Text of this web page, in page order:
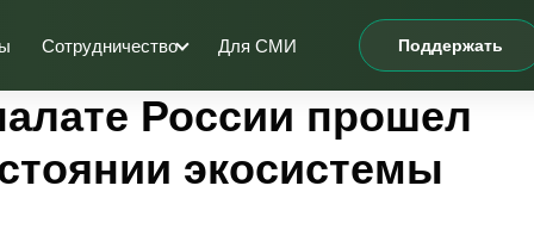
Сотрудничество Для СМИ Поддержать
России прошел
экосистемы